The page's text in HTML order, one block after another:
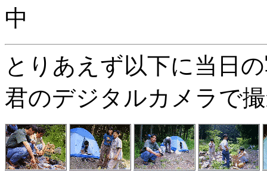
中
とりあえず以下に当日
君のデジタルカメラで